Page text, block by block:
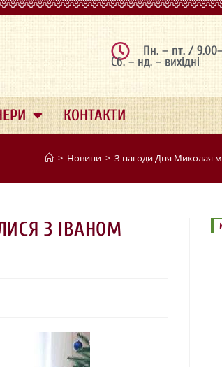
Пн. – пт. /
Сб. – нд. – вихідні
КОНТАКТИ
> Новини > З нагоди Дня Миколая
З ІВАНОМ